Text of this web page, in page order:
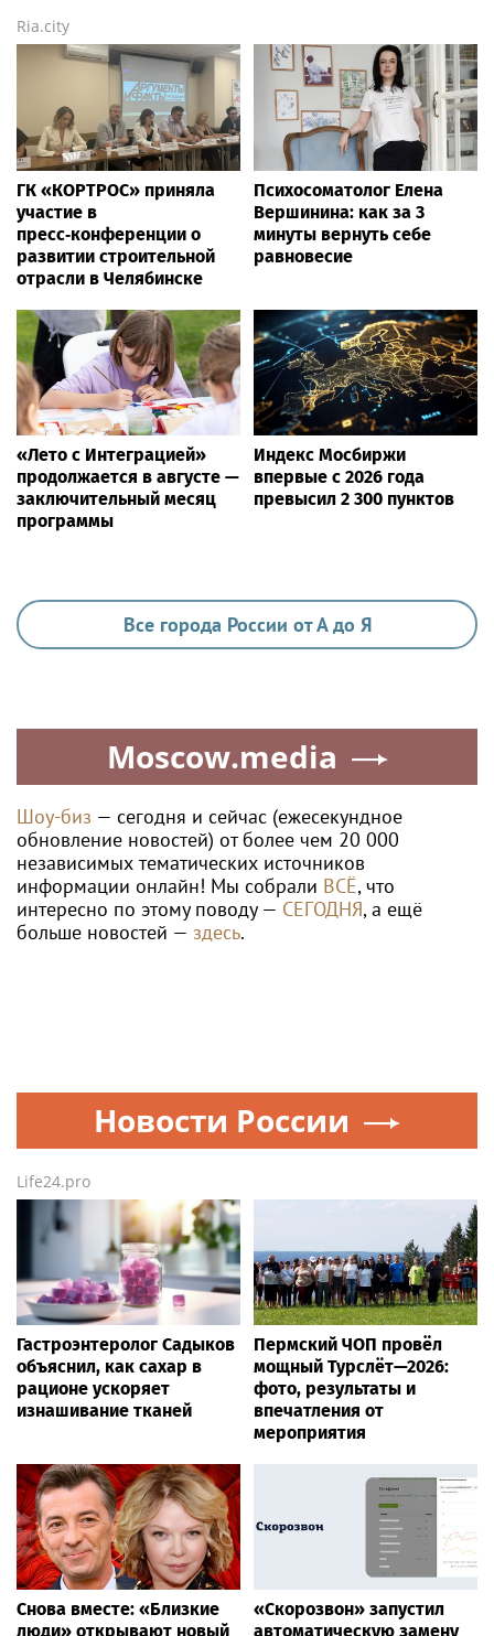
Ria.city
ГК «КОРТРОС» приняла
участие в
пресс‑конференции о
развитии строительной
отрасли в Челябинске
Психосоматолог Елена
Вершинина: как за 3
минуты вернуть себе
равновесие
«Лето с Интеграцией»
продолжается в августе —
заключительный месяц
программы
Индекс Мосбиржи
впервые с 2026 года
превысил 2 300 пунктов
Все города России от А до Я
Moscow.media
Шоу-биз — сегодня и сейчас (ежесекундное
обновление новостей) от более чем 20 000
независимых тематических источников
информации онлайн! Мы собрали ВСЁ, что
интересно по этому поводу — СЕГОДНЯ, а ещё
больше новостей — здесь.
Новости России
Life24.pro
Гастроэнтеролог Садыков
объяснил, как сахар в
рационе ускоряет
изнашивание тканей
Пермский ЧОП провёл
мощный Турслёт—2026:
фото, результаты и
впечатления от
мероприятия
Снова вместе: «Близкие
люди» открывают новый
«Скорозвон» запустил
автоматическую замену